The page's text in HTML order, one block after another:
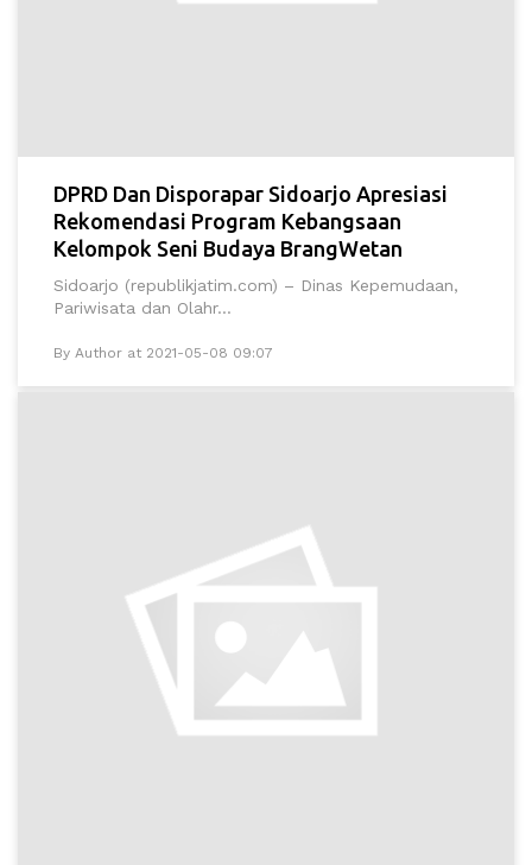
DPRD Dan Disporapar Sidoarjo Apresiasi
Rekomendasi Program Kebangsaan
Kelompok Seni Budaya BrangWetan
Sidoarjo (republikjatim.com) – Dinas Kepemudaan,
Pariwisata dan Olahr...
By Author at 2021-05-08 09:07